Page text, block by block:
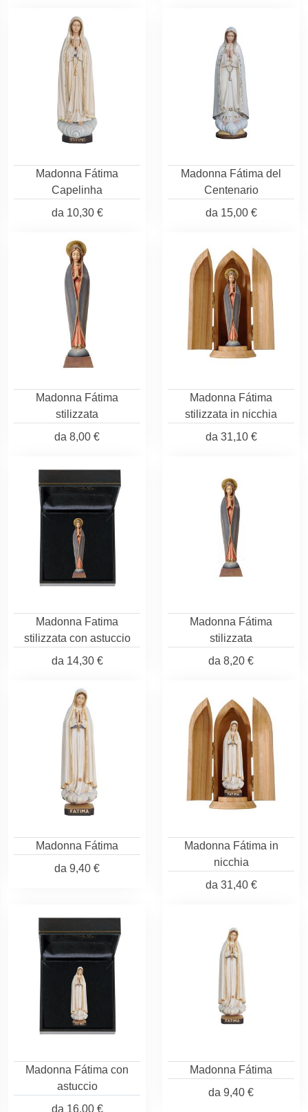
Madonna Fátima
Capelinha
da 10,30 €
Madonna Fátima del
Centenario
da 15,00 €
Madonna Fátima
stilizzata
da 8,00 €
Madonna Fátima
stilizzata in nicchia
da 31,10 €
Madonna Fatima
stilizzata con astuccio
da 14,30 €
Madonna Fátima
stilizzata
da 8,20 €
Madonna Fátima
da 9,40 €
Madonna Fátima in
nicchia
da 31,40 €
Madonna Fátima con
astuccio
da 16,00 €
Madonna Fátima
da 9,40 €